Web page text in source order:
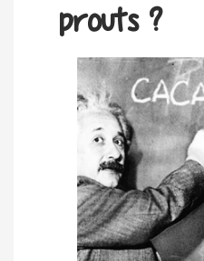
prouts ?